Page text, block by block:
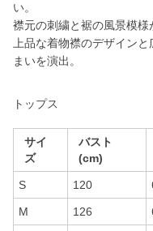
い。
襟元の刺繍と裾の風景模様
上品な着物襟のデザイン
まいを演出。
トップス
サイ
ズ
バスト
(cm)
S 120
M 126